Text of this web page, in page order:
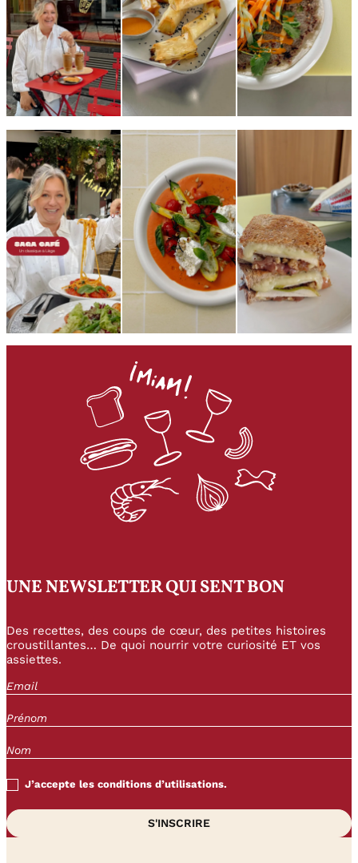
UNE NEWSLETTER QUI SENT BON
Des recettes, des coups de cœur, des petites histoires
croustillantes… De quoi nourrir votre curiosité ET vos
assiettes.
J’accepte les conditions d’utilisations.